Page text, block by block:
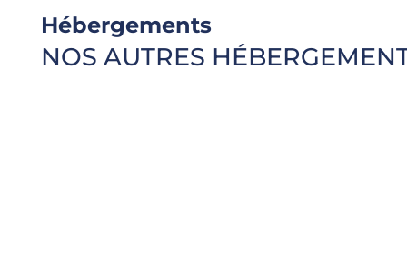
Hébergements
NOS AUTRES